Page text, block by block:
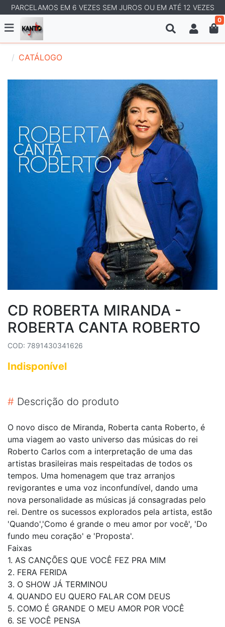
PARCELAMOS EM 6 VEZES SEM JUROS OU EM ATÉ 12 VEZES
0
CATÁLOGO
CD ROBERTA MIRANDA -
ROBERTA CANTA ROBERTO
COD: 7891430341626
Indisponível
# Descrição do produto
O novo disco de Miranda, Roberta canta Roberto, é
uma viagem ao vasto universo das músicas do rei
Roberto Carlos com a interpretação de uma das
artistas brasileiras mais respeitadas de todos os
tempos. Uma homenagem que traz arranjos
revigorantes e uma voz inconfundível, dando uma
nova personalidade as músicas já consagradas pelo
rei. Dentre os sucessos explorados pela artista, estão
'Quando','Como é grande o meu amor por você', 'Do
fundo meu coração' e 'Proposta'.
Faixas
1. AS CANÇÕES QUE VOCÊ FEZ PRA MIM
2. FERA FERIDA
3. O SHOW JÁ TERMINOU
4. QUANDO EU QUERO FALAR COM DEUS
5. COMO É GRANDE O MEU AMOR POR VOCÊ
6. SE VOCÊ PENSA